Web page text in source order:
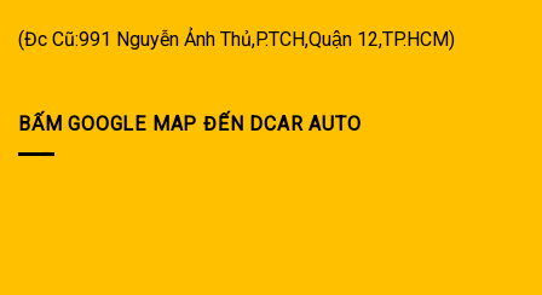
(Đc Cũ:991 Nguyễn Ảnh Thủ,P.TCH,Quận 12,TP.HCM)
BẤM GOOGLE MAP ĐẾN DCAR AUTO